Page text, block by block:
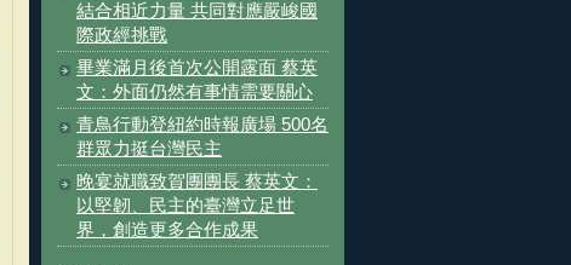
結合相近力量 共同對應嚴峻國
際政經挑戰
畢業滿月後首次公開露面 蔡英
文：外面仍然有事情需要關心
青鳥行動登紐約時報廣場 500名
群眾力挺台灣民主
晚宴就職致賀團團長 蔡英文：
以堅韌、民主的臺灣立足世
界，創造更多合作成果